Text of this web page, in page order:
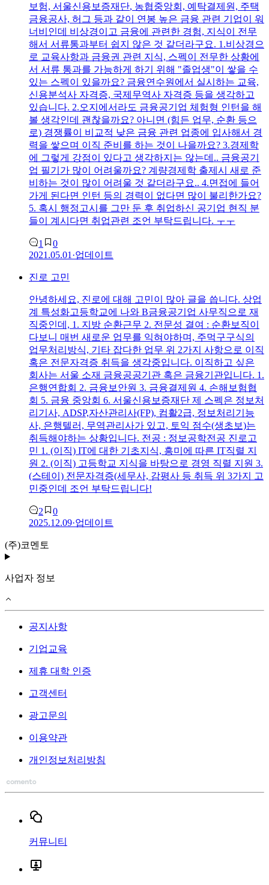
보험, 서울신용보증재단, 농협중앙회, 예탁결제원, 주택
금융공사, 허그 등과 같이 연봉 높은 금융 관련 기업이 워
너비인데 비상경이고 금융에 관련한 경험, 지식이 전무
해서 서류통과부터 쉽지 않은 것 같더라구요. 1.비상경으
로 교육사항과 금융권 관련 지식, 스펙이 전무한 상황에
서 서류 통과를 가능하게 하기 위해 "졸업생"이 쌓을 수
있는 스펙이 있을까요? 금융연수원에서 실시하는 교육,
신용분석사 자격증, 국제무역사 자격증 등을 생각하고
있습니다. 2.오지에서라도 금융공기업 체험형 인턴을 해
볼 생각인데 괜찮을까요? 아니면 (힘든 업무, 순환 등으
로) 경쟁률이 비교적 낮은 금융 관련 업종에 입사해서 경
력을 쌓으며 이직 준비를 하는 것이 나을까요? 3.경제학
에 그렇게 강점이 있다고 생각하지는 않는데.. 금융공기
업 필기가 많이 어려울까요? 계량경제학 출제시 새로 준
비하는 것이 많이 어려울 것 같더라구요.. 4.면접에 들어
가게 된다면 인턴 등의 경력이 없다면 많이 불리한가요?
5. 혹시 행정고시를 그만 둔 후 취업하신 공기업 현직 분
들이 계시다면 취업관련 조언 부탁드립니다. ㅜㅜ
1
0
2021.05.01 ·업데이트
진로 고민
안녕하세요, 진로에 대해 고민이 많아 글을 씁니다. 상업
계 특성화고등학교에 나와 B금융공기업 사무직으로 재
직중인데, 1. 지방 순환근무 2. 전문성 결여 : 순환보직이
다보니 매번 새로운 업무를 익혀야하며, 주먹구구식의
업무처리방식, 기타 잡다한 업무 위 2가지 사항으로 이직
혹은 전문자격증 취득을 생각중입니다. 이직하고 싶은
회사는 서울 소재 금융공공기관 혹은 금융기관입니다. 1.
은행연합회 2. 금융보안원 3. 금융결제원 4. 손해보험협
회 5. 금융 중앙회 6. 서울신용보증재단 제 스펙은 정보처
리기사, ADSP,자산관리사(FP), 컴활2급, 정보처리기능
사, 은행텔러, 무역관리사가 있고, 토익 점수(생초보)는
취득해야하는 상황입니다. 전공 : 정보공학전공 진로고
민 1. (이직) IT에 대한 기초지식, 흥미에 따른 IT직렬 지
원 2. (이직) 고등학교 지식을 바탕으로 경영 직렬 지원 3.
(스테이) 전문자격증(세무사, 감평사 등 취득 위 3가지 고
민중인데 조언 부탁드립니다!
2
0
2025.12.09·업데이트
(주)코멘토
사업자 정보
공지사항
기업교육
제휴 대학 인증
고객센터
광고문의
이용약관
개인정보처리방침
커뮤니티